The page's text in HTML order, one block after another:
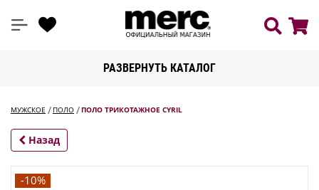
РАЗВЕРНУТЬ КАТАЛОГ
МУЖСКОЕ ПОЛО ПОЛО ТРИКОТАЖНОЕ CYRIL
Назад
-10%